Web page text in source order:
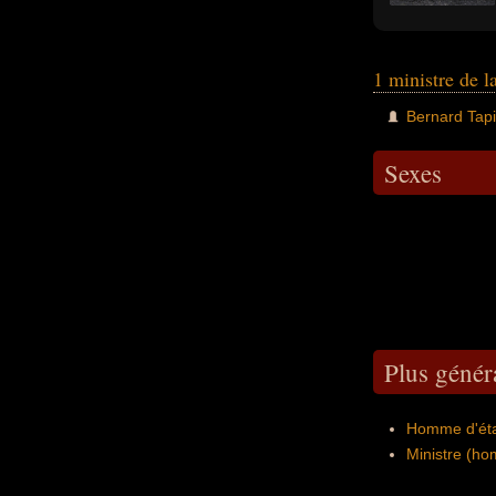
1 ministre de
Bernard
Sexes
Plus
Homme
Ministre